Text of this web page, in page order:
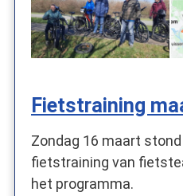
Fietstraining
Zondag 16 maart
fietstraining van
het programma.